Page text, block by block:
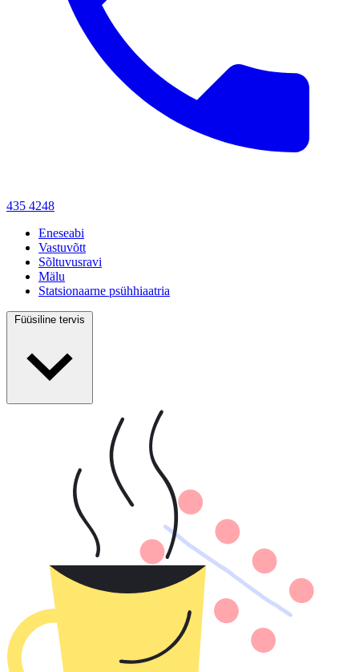
435 4248
Eneseabi
Vastuvõtt
Sõltuvusravi
Mälu
Statsionaarne psühhiaatria
Füüsiline tervis